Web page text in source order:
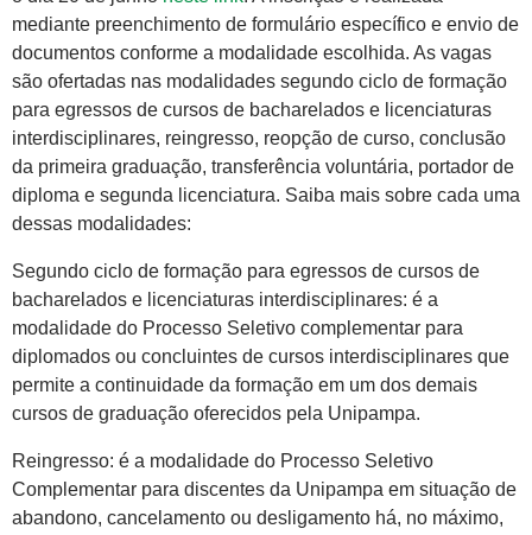
mediante preenchimento de formulário específico e envio de
documentos conforme a modalidade escolhida. As vagas
são ofertadas nas modalidades segundo ciclo de formação
para egressos de cursos de bacharelados e licenciaturas
interdisciplinares, reingresso, reopção de curso, conclusão
da primeira graduação, transferência voluntária, portador de
diploma e segunda licenciatura. Saiba mais sobre cada uma
dessas modalidades:
Segundo ciclo de formação para egressos de cursos de
bacharelados e licenciaturas interdisciplinares: é a
modalidade do Processo Seletivo complementar para
diplomados ou concluintes de cursos interdisciplinares que
permite a continuidade da formação em um dos demais
cursos de graduação oferecidos pela Unipampa.
Reingresso: é a modalidade do Processo Seletivo
Complementar para discentes da Unipampa em situação de
abandono, cancelamento ou desligamento há, no máximo,